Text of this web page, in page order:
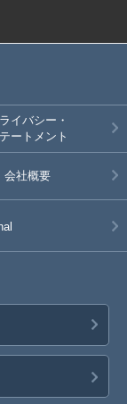
イバシー・
ートメント
会社概要